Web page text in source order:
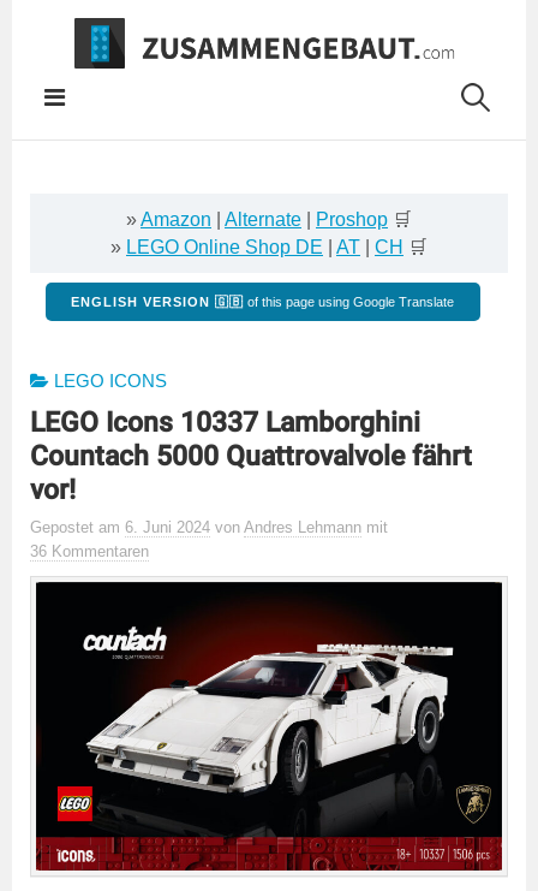
Springe
Inhalt
»Amazon Alternate Proshop 🛒
» LEGO Online Shop DE AT CH 🛒
ENGLISH VERSION 🇬🇧 of this page using Google Translate
LEGO ICONS
LEGO Icons 10337 Lamborghini
Countach 5000 Quattrovalvole fährt
vor!
Gepostet am 6. Juni 2024 von Andres Lehmann mit
36 Kommentaren